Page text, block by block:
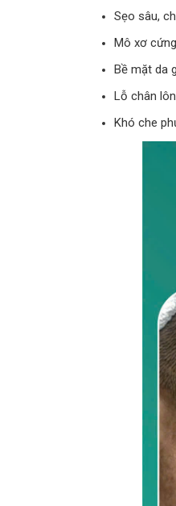
Sẹo sâu,
Mô xơ
Bề mặt da
Lỗ chân
Khó che